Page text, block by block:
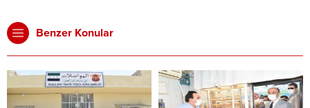
Benzer Konular